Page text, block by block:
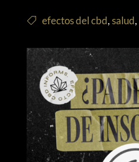
efectos del cbd,salud,